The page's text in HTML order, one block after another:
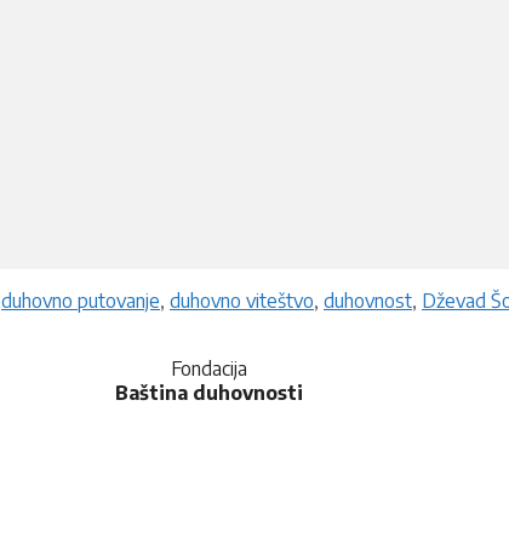
duhovno putovanje, duhovno viteštvo, duhovnost, Dževad
Fondacija
Baština duhovnosti